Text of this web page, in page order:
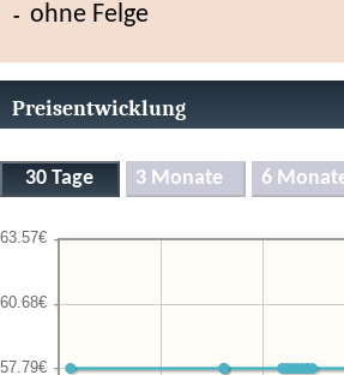
ohne Felge
Preisentwicklung